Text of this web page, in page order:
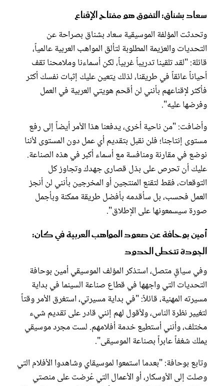
سعاد بشناق: التفوق هو مفتاح الإقناع
وتحدثت المؤلفة الموسيقية سعاد بشناق بصراحة عن
التحديات والعزيمة المطلوبة لتألق المواهب العربية عالمياً،
قائلة: "لقد تلقينا تدريباً غربياً، لكن أسماءنا وملامحنا تقف
أحياناً عائقاً في طريقنا، لذلك يتعين عليك إثبات نفسك أكثر
فأكثر لإقناعهم بأنني لن أقحم هويتي العربية في العمل
وفرضها عليه".
وأضافت: "من ناحية أخرى، يدفعنا هذا الأمر أيضاً إلى رفع
مستوى إنتاجنا؛ فلن نقبل بتقديم أي عمل دون المستوى لأننا
نوضع في مقارنة ومنافسة مع أسماء أكبر في هذه الصناعة.
عليك أن تحرص على بذل قصارى جهدك وتجاوز كل
التوقعات، فقط لتقنع المنتجين أو المخرجين بأنني لن أنجز
العمل فحسب، بل سأقدمه بأفضل طريقة ممكنة وبأجمل
صورة سيسمعونها على الإطلاق".
أمين بوحافة عن صعود المواهب العربية في كان:
الجودة تتخطى الحدود
وفي سياقٍ متصل، استذكر المؤلف الموسيقي أمين بوحافة
التحديات التي واجهها في قطاع صناعة السينما في بداية
مسيرته المهنية، قائلاً: "في بداية مسيرتي، استغرق الأمر وقتاً
لتغيير نظرة الناس، ولأقول لهم إنني قادر على تقديم شيء
مختلف، وأنني أستطيع خدمة أفلامهم. لست مجرد موسيقي
يملك شغفاً عابراً بصناعة الموسيقى".
وتابع بوحافة: "بعدما استمعوا لموسيقاي وشاهدوا الأفلام التي
وصلت إلى الأوسكار، أو الأعمال التي عُرضت على منصتي